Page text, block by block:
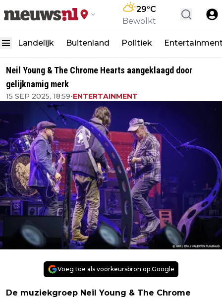
29°C
Bewolkt
Landelijk Buitenland Politiek
Neil Young & The Chrome Hearts aangeklaagd door
gelijknamig merk
15 SEP 2025, 18:59•ENTERTAINMENT
Voeg toe als voorkeursbron op Google
De muziekgroep Neil Young & The Chrome